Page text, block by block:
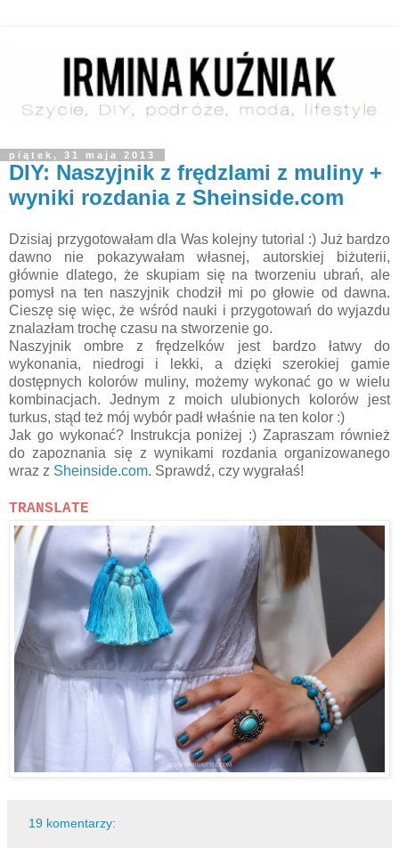
piątek, 31 maja 2013
DIY: Naszyjnik z frędzlami z muliny +
wyniki rozdania z Sheinside.com
Dzisiaj przygotowałam dla Was kolejny tutorial :) Już bardzo
dawno nie pokazywałam własnej, autorskiej biżuterii,
głównie dlatego, że skupiam się na tworzeniu ubrań, ale
pomysł na ten naszyjnik chodził mi po głowie od dawna.
Cieszę się więc, że wśród nauki i przygotowań do wyjazdu
znalazłam trochę czasu na stworzenie go.
Naszyjnik ombre z frędzelków jest bardzo łatwy do
wykonania, niedrogi i lekki, a dzięki szerokiej gamie
dostępnych kolorów muliny, możemy wykonać go w wielu
kombinacjach. Jednym z moich ulubionych kolorów jest
turkus, stąd też mój wybór padł właśnie na ten kolor :)
Jak go wykonać? Instrukcja poniżej :) Zapraszam również
do zapoznania się z wynikami rozdania organizowanego
wraz z Sheinside.com. Sprawdź, czy wygrałaś!
TRANSLATE
19 komentarzy: